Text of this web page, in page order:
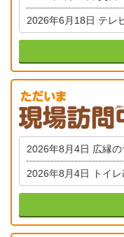
2026年6月18日 テレ
2026年8月4日 広縁
2026年8月4日 トイ